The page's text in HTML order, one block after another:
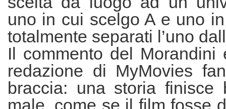
uno in cui scelgo A e uno
totalmente separati l’uno
Il commento del Morandini
redazione di MyMovies
braccia: una storia finisce
male, come se il film fosse